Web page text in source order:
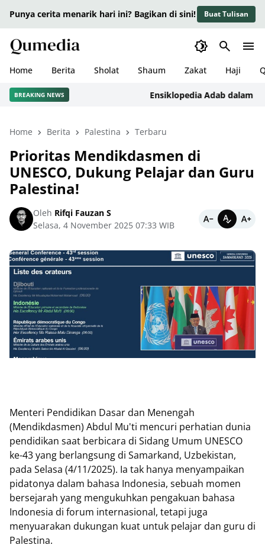
Punya cerita menarik hari ini? Bagikan di sini! Buat Tulisan
Home Berita Sholat Shaum Zakat Haji
BREAKING NEWS Ensiklopedia Adab dalam
Home Berita Palestina Terbaru
Prioritas Mendikdasmen di
UNESCO, Dukung Pelajar dan Guru
Palestina!
Oleh Rifqi Fauzan S
Selasa, 4 November 2025 07:33 WIB
Menteri Pendidikan Dasar dan Menengah
(Mendikdasmen) Abdul Mu'ti mencuri perhatian dunia
pendidikan saat berbicara di Sidang Umum UNESCO
ke-43 yang berlangsung di Samarkand, Uzbekistan,
pada Selasa (4/11/2025). Ia tak hanya menyampaikan
pidatonya dalam bahasa Indonesia, sebuah momen
bersejarah yang mengukuhkan pengakuan bahasa
Indonesia di forum internasional, tetapi juga
menyuarakan dukungan kuat untuk pelajar dan guru di
Palestina.